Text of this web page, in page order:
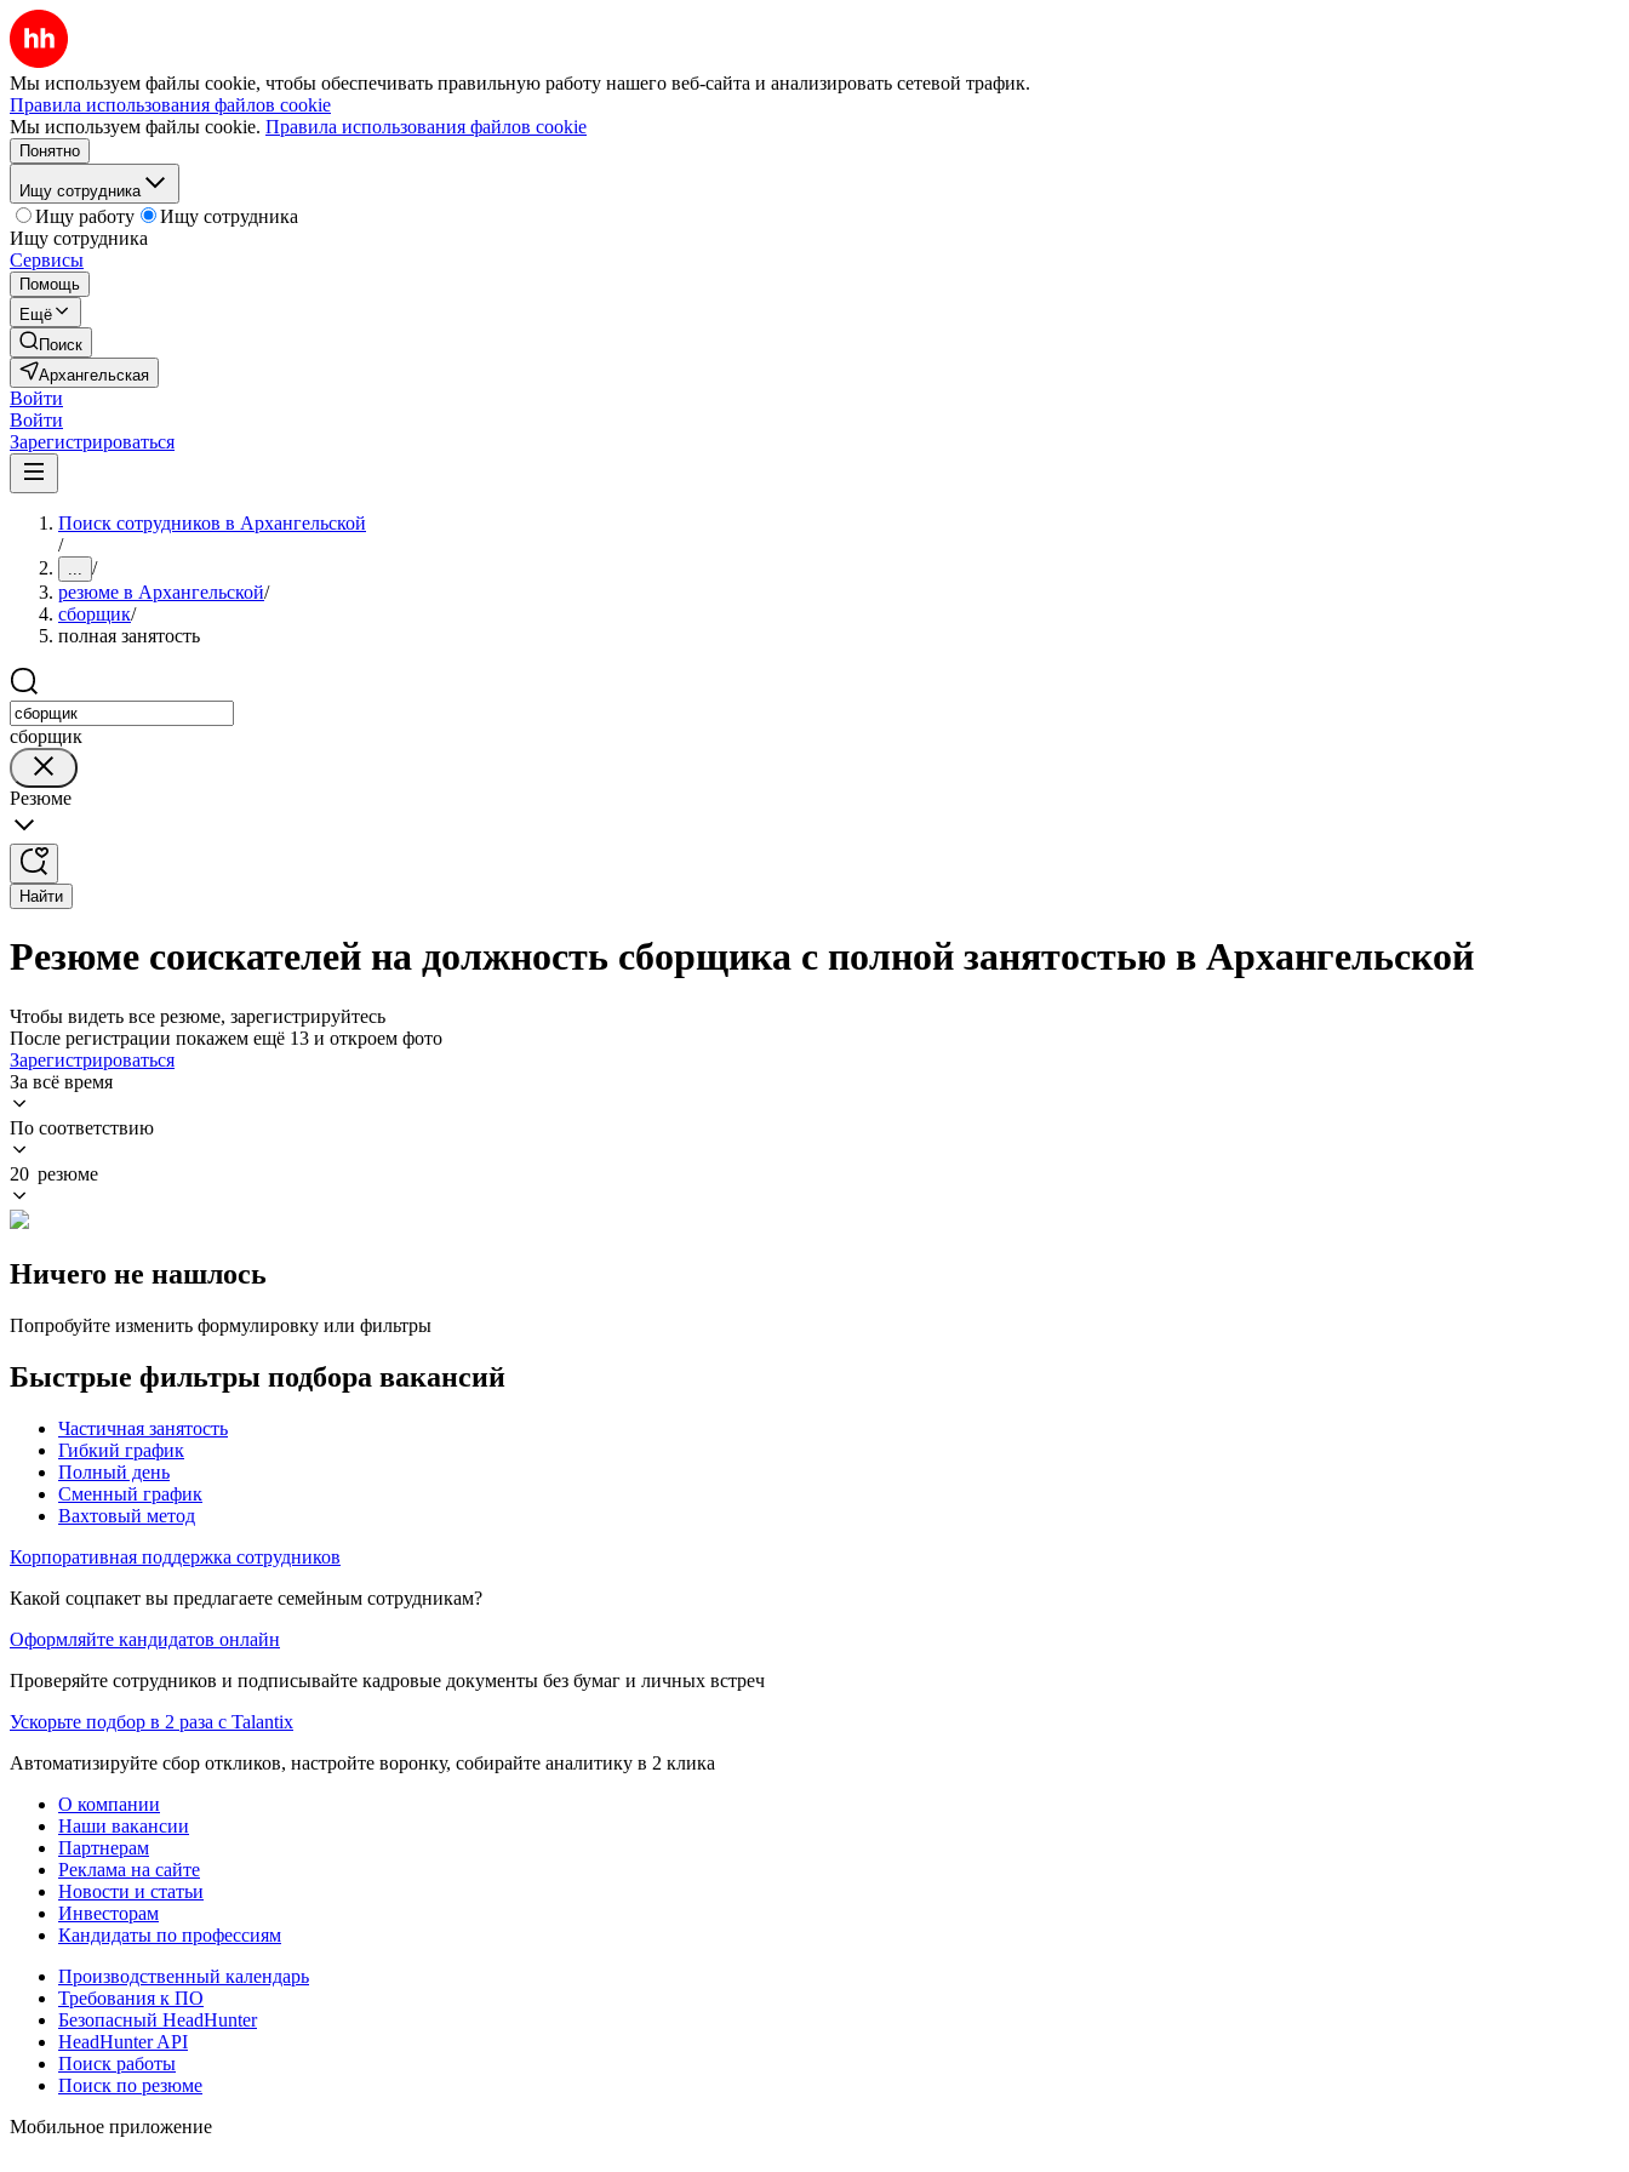
Мы используем файлы cookie, чтобы обеспечивать правильную работу нашего веб-сайта и анализировать сетевой трафик.
Правила использования файлов cookie
Мы используем файлы cookie. Правила использования файлов cookie
Понятно
Ищу сотрудника
Ищу работу
Ищу сотрудника
Ищу сотрудника
Сервисы
Помощь
Ещё
Поиск
Архангельская
Войти
Войти
Зарегистрироваться
Поиск сотрудников в Архангельской
/
... /
резюме в Архангельской/
сборщик/
полная занятость
сборщик
Резюме
Найти
Резюме соискателей на должность сборщика с полной занятостью в Архангельской
Чтобы видеть все резюме, зарегистрируйтесь
После регистрации покажем ещё 13 и откроем фото
Зарегистрироваться
За всё время
По соответствию
20 резюме
Ничего не нашлось
Попробуйте изменить формулировку или фильтры
Быстрые фильтры подбора вакансий
Частичная занятость
Гибкий график
Полный день
Сменный график
Вахтовый метод
Корпоративная поддержка сотрудников
Какой соцпакет вы предлагаете семейным сотрудникам?
Оформляйте кандидатов онлайн
Проверяйте сотрудников и подписывайте кадровые документы без бумаг и личных встреч
Ускорьте подбор в 2 раза с Talantix
Автоматизируйте сбор откликов, настройте воронку, собирайте аналитику в 2 клика
О компании
Наши вакансии
Партнерам
Реклама на сайте
Новости и статьи
Инвесторам
Кандидаты по профессиям
Производственный календарь
Требования к ПО
Безопасный HeadHunter
HeadHunter API
Поиск работы
Поиск по резюме
Мобильное приложение